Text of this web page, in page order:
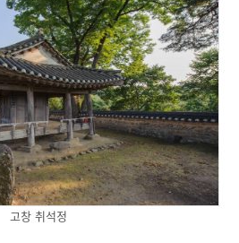
고창 취석정